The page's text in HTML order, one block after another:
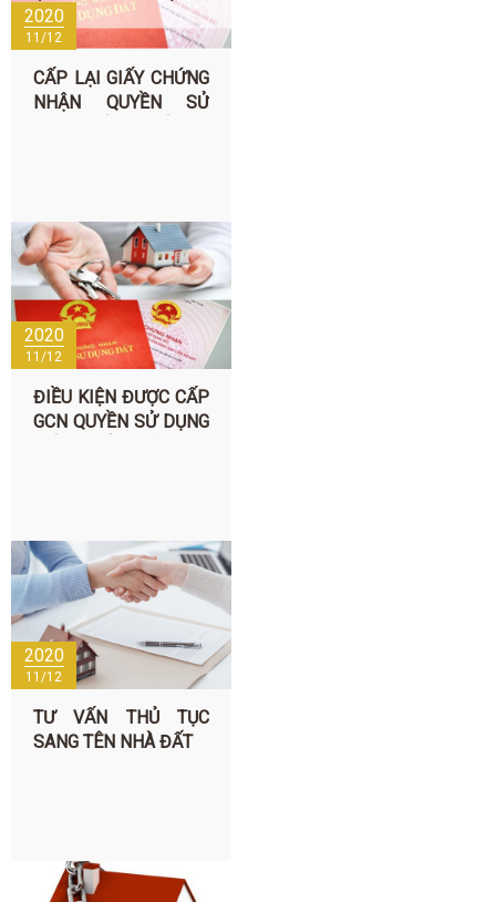
2020
11/12
CẤP LẠI GIẤY CHỨNG
NHẬN QUYỀN SỬ
2020
11/12
ĐIỀU KIỆN ĐƯỢC CẤP
GCN QUYỀN SỬ DỤNG
2020
11/12
TƯ VẤN THỦ TỤC
SANG TÊN NHÀ ĐẤT